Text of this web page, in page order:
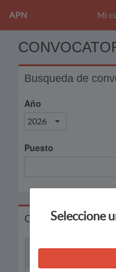
APN Mi
Busqueda de
Año
2026
Puesto
Convocatorias
Seleccione